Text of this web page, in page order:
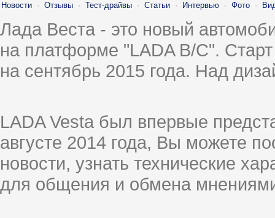
Новости · Отзывы · Тест-драйвы · Статьи · Интервью · Фото ·
Лада Веста - это новый
на платформе "LADA B/C".
на сентябрь 2015 года. Над
LADA Vesta был впервые
августе 2014 года, Вы можете
новости, узнать технические
для общения и обмена